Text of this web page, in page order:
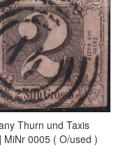
Thurn und Taxis
MiNr 0005 ( O/used )